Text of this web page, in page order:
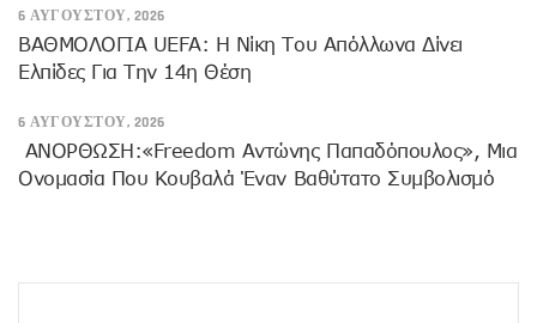
6 ΑΥΓΟΎΣΤΟΥ, 2026
ΒΑΘΜΟΛΟΓΙΑ UEFA: Η Νίκη Του Απόλλωνα Δίνει
Ελπίδες Για Την 14η Θέση
6 ΑΥΓΟΎΣΤΟΥ, 2026
ANOΡΘΩΣΗ:«Freedom Αντώνης Παπαδόπουλος», Μια
Ονομασία Που Κουβαλά Έναν Βαθύτατο Συμβολισμό